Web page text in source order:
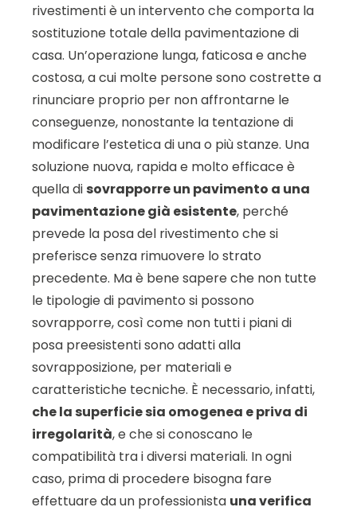
rivestimenti è un intervento che comporta la
sostituzione totale della pavimentazione di
casa. Un’operazione lunga, faticosa e anche
costosa, a cui molte persone sono costrette a
rinunciare proprio per non affrontarne le
conseguenze, nonostante la tentazione di
modificare l’estetica di una o più stanze. Una
soluzione nuova, rapida e molto efficace è
quella di sovrapporre un pavimento a una
pavimentazione già esistente, perché
prevede la posa del rivestimento che si
preferisce senza rimuovere lo strato
precedente. Ma è bene sapere che non tutte
le tipologie di pavimento si possono
sovrapporre, così come non tutti i piani di
posa preesistenti sono adatti alla
sovrapposizione, per materiali e
caratteristiche tecniche. È necessario, infatti,
che la superficie sia omogenea e priva di
irregolarità, e che si conoscano le
compatibilità tra i diversi materiali. In ogni
caso, prima di procedere bisogna fare
effettuare da un professionista una verifica